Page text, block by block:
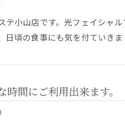
テ小山店です。光フェイシャ
日頃の食事にも気を付ていきま
時間にご利用出来ます。